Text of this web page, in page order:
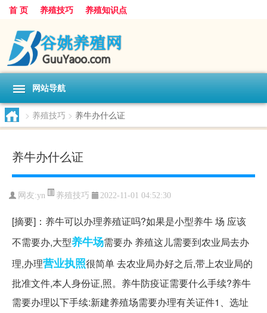
首 页 养殖技巧 养殖知识点
网站导航
> 养殖技巧 > 养牛办什么证
养牛办什么证
网友:yn 养殖技巧 2022-11-01 04:52:30
[摘要]：养牛可以办理养殖证吗?如果是小型养牛 场 应该
不需要办,大型养牛场需要办 养殖这儿需要到农业局去办
理,办理营业执照很简单 去农业局办好之后,带上农业局的
批准文件,本人身份证,照。养牛防疫证需要什么手续?养牛
需要办理以下手续:新建养殖场需要办理有关证件1、选址